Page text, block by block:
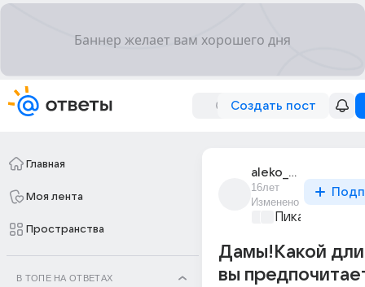
Создать пост
Главная
Моя лента
Пространства
В ТОПЕ НА ОТВЕТАХ
aleko_sadko
16лет
Изменено
Пикантно о
Дамы!Какой
вы